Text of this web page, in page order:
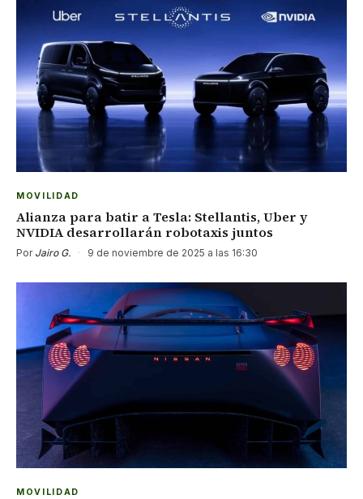
MOVILIDAD
Alianza para batir a Tesla: Stellantis, Uber y
NVIDIA desarrollarán robotaxis juntos
Por Jairo G. · 9 de noviembre de 2025 a las 16:30
MOVILIDAD